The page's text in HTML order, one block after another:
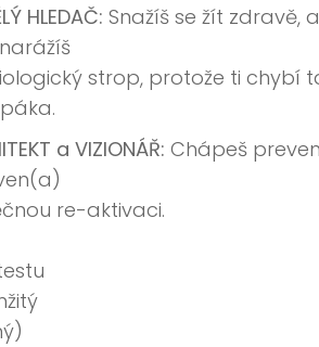
HLEDAČ: Snažíš se žít zdravě,
strop, protože ti chybí
a VIZIONÁŘ: Chápeš
re-aktivaci.